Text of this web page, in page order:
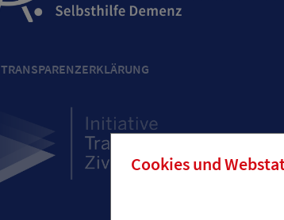
Cookies und
TRANSPARENZERKLÄRUNG